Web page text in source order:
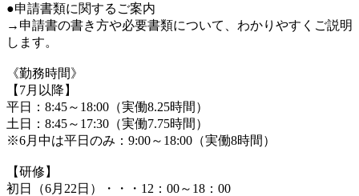
●申請書類に関するご案内
→申請書の書き方や必要書類について、わかりやすくご説明
します。
《勤務時間》
【7月以降】
平日：8:45～18:00（実働8.25時間）
土日：8:45～17:30（実働7.75時間）
※6月中は平日のみ：9:00～18:00（実働8時間）
【研修】
初日（6月22日）・・・12：00～18：00